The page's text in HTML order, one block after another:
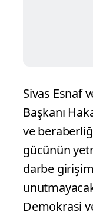
Sivas Esnaf
Başkanı
ve
gücünün
darbe
Demokrasi